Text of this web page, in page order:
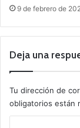
9 de febrero de
Deja una
Tu dirección de
obligatorios están